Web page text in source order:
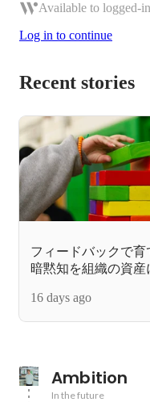
Available to logged-
Log in to continue
Recent stories
フィードバックで
暗黙知を組織の資
16 days ago
Ambition
In the future